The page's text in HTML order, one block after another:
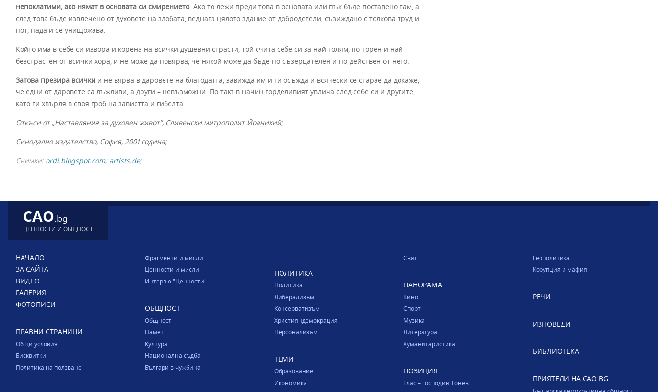
непоклатими, ако нямат в основата си смирението. Ако то лежи преди това в основата или пък бъде поставено там, а
след това бъде извлечено от духовете на злобата, веднага цялото здание от добродетели, съзиждано с толкова труд и
пот, пада и се унищожава.
Който има в себе си извора и корена на всички душевни страсти, той счита себе си за най-голям, по-горен и най-
безстрастен от всички хора, и не може да повярва, че някой може да бъде по-съзерцателен и по-действен от него.
Затова презира всички и не вярва в даровете на благодатта, завижда им и ги осъжда и всячески се старае да докаже,
че едни от даровете са лъжливи, а други – невъзможни. По такъв начин горделивият увлича след себе си и другите,
като ги хвърля в своя гроб на завистта и гибелта.
Откъси от „Наставляния за духовен живот”, Сливенски митрополит Йоаникий;
Синодално издателство, София, 2001 година;
Снимки: ordi.blogspot.com; artists.de;
CAO.bg
ЦЕННОСТИ И ОБЩНОСТ
НАЧАЛО
ЗА САЙТА
ВИДЕО
ГАЛЕРИЯ
ФОТОПИСИ
ПРАВНИ СТРАНИЦИ
Общи условия
Бисквитки
Политика на ползване
Фрагменти и мисли
Ценности и мисли
Интервю "Ценности"
ОБЩНОСТ
Общност
Памет
Култура
Национална съдба
Българи в чужбина
ПОЛИТИКА
Политика
Либерализъм
Консерватизъм
Християндемокрация
Персонализъм
ТЕМИ
Образование
Икономика
Свят
ПАНОРАМА
Кино
Спорт
Музика
Литература
Хуманитаристика
ПОЗИЦИЯ
Глас – Господин Тонев
Геополитика
Корупция и мафия
РЕЧИ
ИЗПОВЕДИ
БИБЛИОТЕКА
ПРИЯТЕЛИ НА CAO.BG
Българска демократична общност